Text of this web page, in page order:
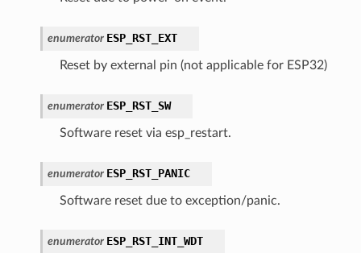
enumerator ESP_RST_EXT
Reset by external pin (not applicable for ESP32)
enumerator ESP_RST_SW
Software reset via esp_restart.
enumerator ESP_RST_PANIC
Software reset due to exception/panic.
enumerator ESP_RST_INT_WDT